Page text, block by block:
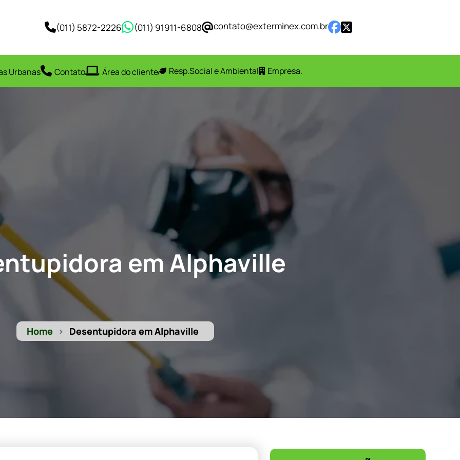
(011) 5872-2226 (011) 91911-6808 contato@exterminex.com.br
Urbanas Contato Área do cliente Resp.Social e Ambiental Empresa.
em Alphaville
Home Desentupidora em Alphaville